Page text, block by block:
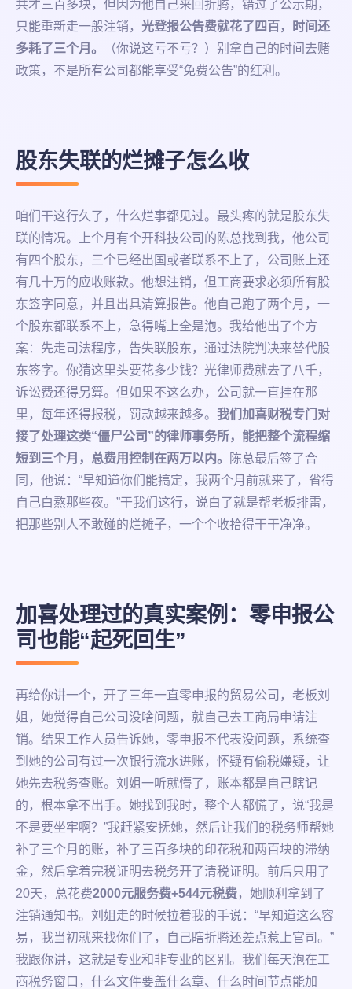
共才三百多块，但因为他自己来回折腾，错过了公示期，
只能重新走一般注销， 光登报公告费就花了四百，时间还
多耗了三个月。
（你说这亏不亏？）别拿自己的时间去赌
政策，不是所有公司都能享受“免费公告”的红利。
股东失联的烂摊子怎么收
咱们干这行久了，什么烂事都见过。最头疼的就是股东失
联的情况。上个月有个开科技公司的陈总找到我，他公司
有四个股东，三个已经出国或者联系不上了，公司账上还
有几十万的应收账款。他想注销，但工商要求必须所有股
东签字同意，并且出具清算报告。他自己跑了两个月，一
个股东都联系不上，急得嘴上全是泡。我给他出了个方
案：先走司法程序，告失联股东，通过法院判决来替代股
东签字。你猜这里头要花多少钱？光律师费就去了八千，
诉讼费还得另算。但如果不这么办，公司就一直挂在那
里，每年还得报税，罚款越来越多。 我们加喜财税专门对
接了处理这类“僵尸公司”的律师事务所，能把整个流程缩
短到三个月，总费用控制在两万以内。
陈总最后签了合
同，他说：“早知道你们能搞定，我两个月前就来了，省得
自己白熬那些夜。”干我们这行，说白了就是帮老板排雷，
把那些别人不敢碰的烂摊子，一个个收拾得干干净净。
加喜处理过的真实案例：零申报公
司也能“起死回生”
再给你讲一个，开了三年一直零申报的贸易公司，老板刘
姐，她觉得自己公司没啥问题，就自己去工商局申请注
销。结果工作人员告诉她，零申报不代表没问题，系统查
到她的公司有过一次银行流水进账，怀疑有偷税嫌疑，让
她先去税务查账。刘姐一听就懵了，账本都是自己瞎记
的，根本拿不出手。她找到我时，整个人都慌了，说“我是
不是要坐牢啊？”我赶紧安抚她，然后让我们的税务师帮她
补了三个月的账，补了三百多块的印花税和两百块的滞纳
金，然后拿着完税证明去税务开了清税证明。前后只用了
20天，总花费2000元服务费+544元税费，她顺利拿到了
注销通知书。刘姐走的时候拉着我的手说：“早知道这么容
易，我当初就来找你们了，自己瞎折腾还差点惹上官司。”
我跟你讲，这就是专业和非专业的区别。我们每天泡在工
商税务窗口，什么文件要盖什么章、什么时间节点能加